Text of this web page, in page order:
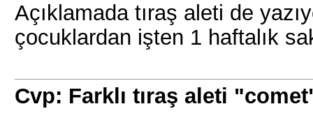
Açıklamada tıraş aleti de
çocuklardan işten 1 haftalık
Cvp: Farklı tıraş aleti